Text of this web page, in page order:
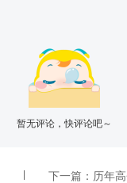
暂无评论，快评论吧～
下一篇： 历年